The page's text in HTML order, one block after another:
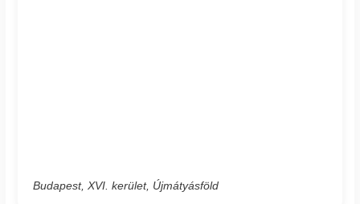
Budapest, XVI. kerület, Újmátyásföld